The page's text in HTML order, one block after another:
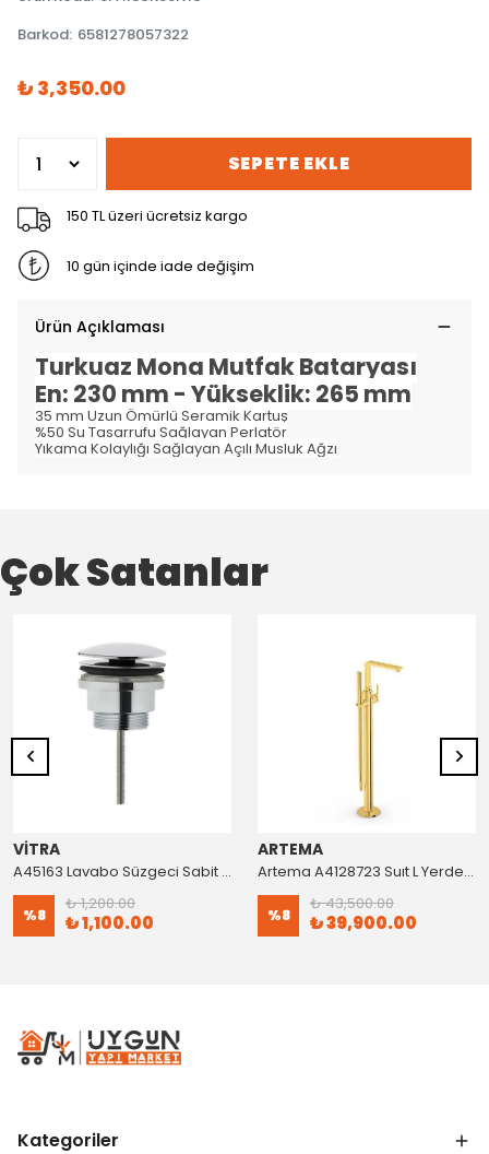
Barkod: 6581278057322
₺ 3,350.00
SEPETE EKLE
150 TL üzeri ücretsiz kargo
10 gün içinde iade değişim
Ürün Açıklaması
Turkuaz Mona Mutfak Bataryası
En: 230 mm - Yükseklik: 265 mm
35 mm Uzun Ömürlü Seramik Kartuş
%50 Su Tasarrufu Sağlayan Perlatör
Yıkama Kolaylığı Sağlayan Açılı Musluk Ağzı
Çok Satanlar
VİTRA
A45163 Lavabo Süzgeci Sabit Krom
%8
₺ 1,200.00
₺ 1,100.00
ARTEMA
Artema A4128723 Suıt L Yerden Küvet Bataryası Altın
%8
₺ 43,500.00
₺ 39,900.00
Kategoriler